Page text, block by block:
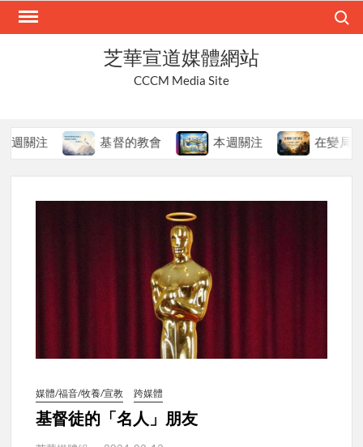
Skip
芝華宣道媒體網站
CCCM Media Site
基督的教會 本週關注 在變局中持守
媒體/福音/牧養/宣教 跨媒體
基督徒的「名人」朋友